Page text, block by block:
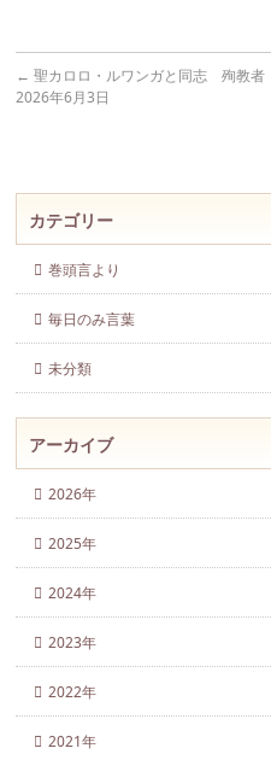
← 聖カロロ・ルワンガと同志 殉教者
2026年6月3日
カテゴリー
巻頭言より
毎日のみ言葉
未分類
アーカイブ
2026年
2025年
2024年
2023年
2022年
2021年